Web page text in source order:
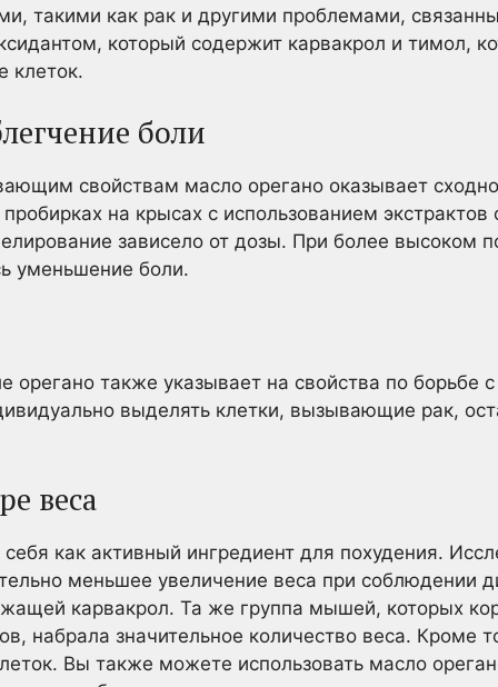
такими как рак и другими проблемами,
который содержит карвакрол и тимол,
клеток.
боли
свойствам масло орегано оказывает
на крысах с использованием экстрактов
зависело от дозы. При более высоком
уменьшение боли.
орегано также указывает на свойства по борьбе
выделять клетки, вызывающие рак,
веса
как активный ингредиент для похудения.
меньшее увеличение веса при соблюдении
карвакрол. Та же группа мышей, которых
набрала значительное количество веса. Кроме
Вы также можете использовать масло